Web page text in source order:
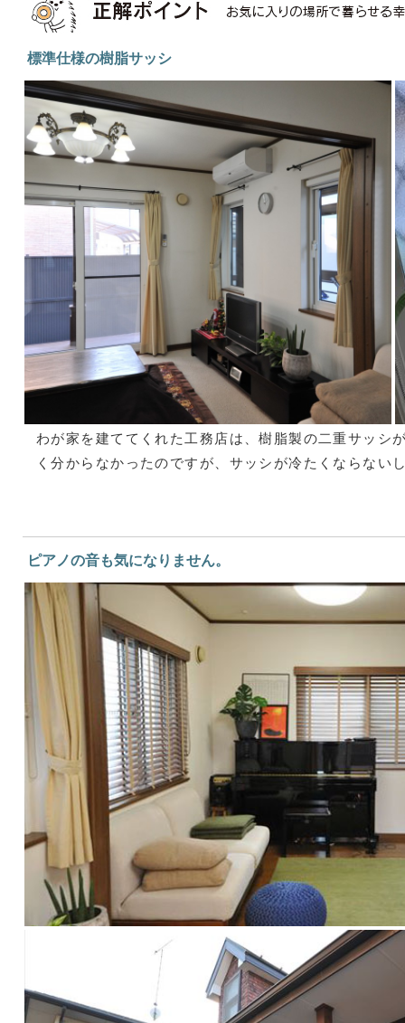
標準仕様の樹脂サッシ
わが家を建ててくれた工務店は、樹脂製の二重サッシ
く分からなかったのですが、サッシが冷たくならない
ピアノの音も気になりません。